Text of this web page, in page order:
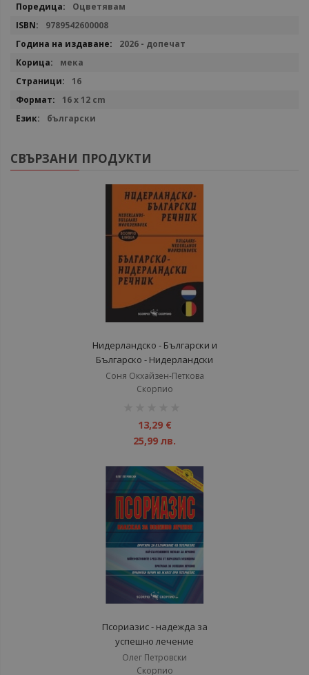
Оцветявам
9789542600008
2026 - допечат
мека
16
16 x 12 cm
български
СВЪРЗАНИ ПРОДУКТИ
Нидерландско - Български и
Българско - Нидерландски
речник
Соня Окхайзен-Петкова
Скорпио
13,29 €
25,99 лв.
Псориазис - надежда за
успешно лечение
Олег Петровски
Скорпио